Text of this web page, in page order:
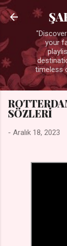
your
timeless
SÖZLERİ
- Aralık 18, 2023